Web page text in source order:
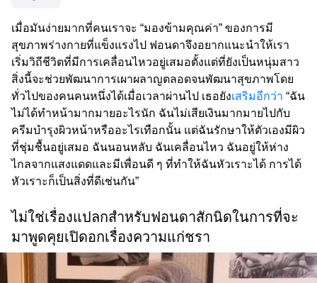
เมื่อมันง่ายมากที่คนเราจะ “มองข้ามคุณค่า” ของการมี
สุขภาพร่างกายที่แข็งแรงไป ฟอนดาจึงอยากแนะนำให้เรา
เริ่มวิถีชีวิตที่มีการเคลื่อนไหวอยู่เสมอตั้งแต่ที่ยังเป็นหนุ่มสาว
สิ่งนี้จะช่วยพัฒนาการเผาผลาญตลอดจนพัฒนาสุขภาพโดย
ทั่วไปของคนคนหนึ่งได้เมื่อเวลาผ่านไป เธอยังเสริมอีกว่า “ฉัน
ไม่ได้ทำหน้ามากมายอะไรนัก ฉันไม่เสียเงินมากมายไปกับ
ครีมบำรุงผิวหน้าหรืออะไรเทือกนั้น แต่ฉันรักษาให้ตัวเองมีผิว
ที่ชุ่มชื้นอยู่เสมอ ฉันนอนหลับ ฉันเคลื่อนไหว ฉันอยู่ให้ห่าง
ไกลจากแสงแดดและมีเพื่อนดี ๆ ที่ทำให้ฉันหัวเราะได้ การได้
หัวเราะก็เป็นสิ่งที่ดีเช่นกัน”
ไม่ใช่เรื่องแปลกสำหรับฟอนดาสักนิดในการที่จะ
มาพูดคุยเปิดอกเรื่องความแก่ชรา